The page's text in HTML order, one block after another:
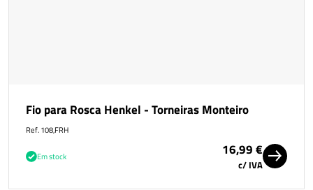
Fio para Rosca Henkel - Torneiras Monteiro
Ref. 108,FRH
Em stock 16,99 €
c/ IVA